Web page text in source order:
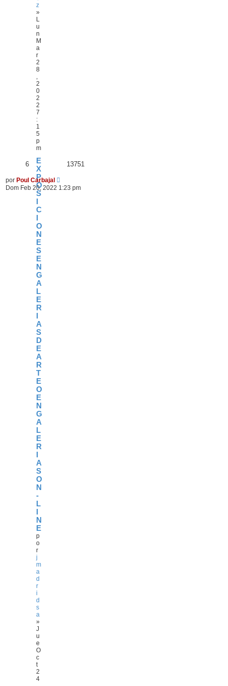
z
»
L
u
n
M
a
r
2
8
,
2
0
2
2
7
:
1
5
p
m
E
X
P
O
S
C
O
N
E
S
E
N
G
A
L
E
R
A
S
D
E
A
R
T
E
O
E
N
G
A
L
E
R
A
S
O
N
-
L
N
E
p
o
r
j
m
a
d
r
i
d
s
a
»
J
u
e
O
c
t
2
4
6 13751
por Poul Carbajal
Dom Feb 20, 2022 1:23 pm